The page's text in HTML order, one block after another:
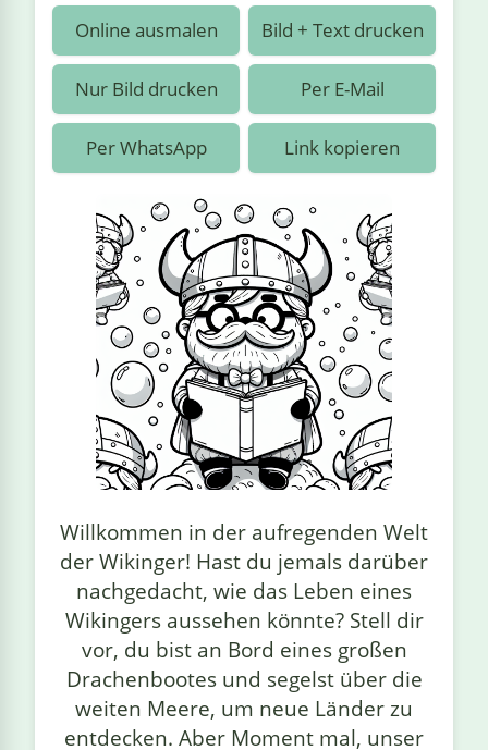
›
Gemüse ›
& Blumen ›
›
Kipplaster
Rennautos
Schaufelradbagger
Traktoren
Piraten
Prinzessinnen
Regenbogen
Ritter
Superhelden
Online ausmalen Bild + Text drucken
Nur Bild drucken Per E-Mail
Per WhatsApp Link kopieren
Willkommen in der aufregenden Welt
der Wikinger! Hast du jemals darüber
nachgedacht, wie das Leben eines
Wikingers aussehen könnte? Stell dir
vor, du bist an Bord eines großen
Drachenbootes und segelst über die
weiten Meere, um neue Länder zu
entdecken. Aber Moment mal, unser